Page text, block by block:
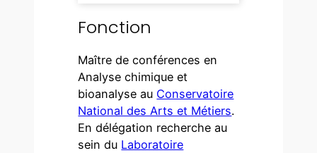
Fonction
Maître de conférences en
Analyse chimique et
bioanalyse au Conservatoire
National des Arts et Métiers.
En délégation recherche au
sein du Laboratoire